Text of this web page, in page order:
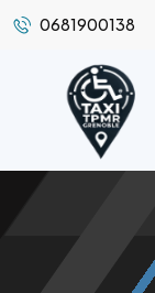
0681900138